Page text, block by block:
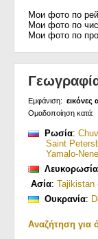
Мои фото по
Мои фото по
Мои фото по
Εμφάνιση: εικόνες
Ομαδοποίηση κατά:
Ρωσία:
Saint
Yamalo-
Λευκορωσία
Ασία: Tajikistan
Ουκρανία:
Αναζήτηση για